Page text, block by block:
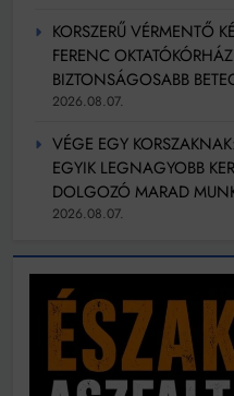
KORSZERŰ VÉRMENTŐ
FERENC
BIZTONSÁGOSABB
2026.08.07.
VÉGE EGY
EGYIK LEGNAGYOBB
DOLGOZÓ MARAD
2026.08.07.